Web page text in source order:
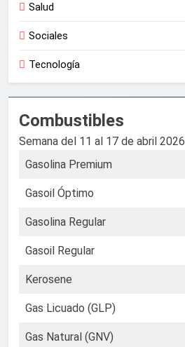
Salud
Sociales
Tecnología
Combustibles
Semana del 11 al 17 de abril 2026
Gasolina Premium
Gasoil Óptimo
Gasolina Regular
Gasoil Regular
Kerosene
Gas Licuado (GLP)
Gas Natural (GNV)